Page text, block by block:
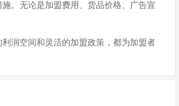
。无论是加盟费用、货品价格、广告宣
润空间和灵活的加盟政策，都为加盟者